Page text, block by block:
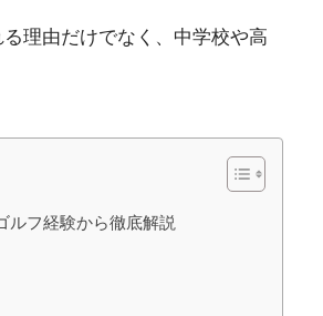
理由だけでなく、中学校や高
ルフ経験から徹底解説